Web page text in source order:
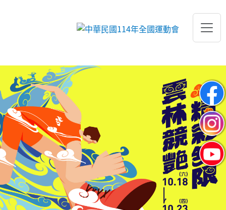
跳到主要內容